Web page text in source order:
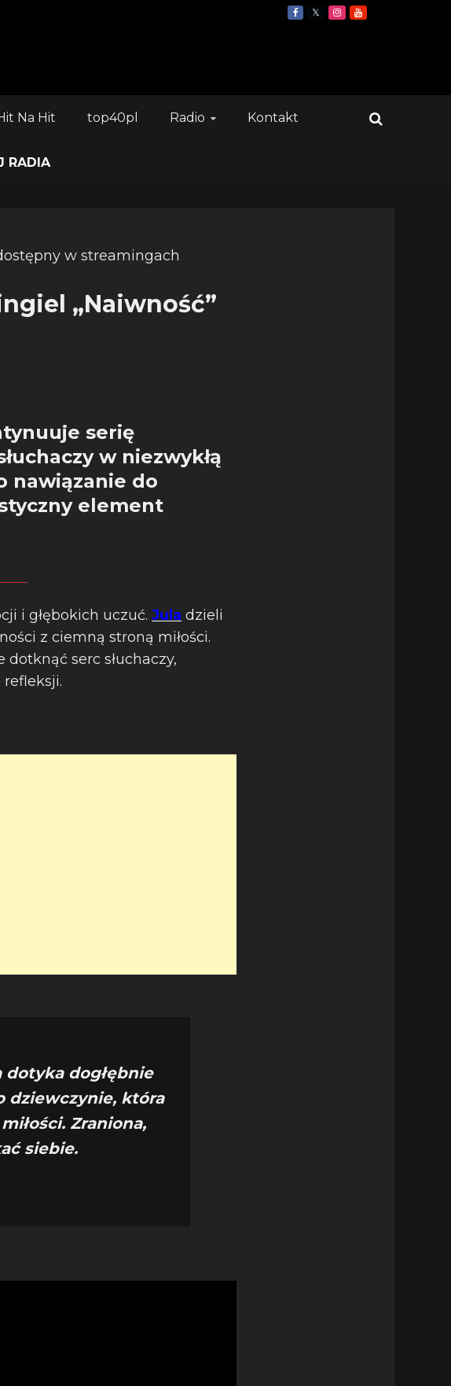
Na Hit top40pl Radio Kontakt
RADIA
„Naiwność”
serię
w niezwykłą
nawiązanie do
element
i głębokich uczuć. Jula dzieli
z ciemną stroną miłości.
serc słuchaczy,
dotyka dogłębnie
dziewczynie, która
Zraniona,
siebie.